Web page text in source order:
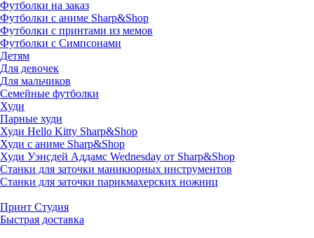
Футболки на заказ
Футболки с аниме Sharp&Shop
Футболки с принтами из мемов
Футболки с Симпсонами
Детям
Для девочек
Для мальчиков
Семейные футболки
Худи
Парные худи
Худи Hello Kitty Sharp&Shop
Худи с аниме Sharp&Shop
Худи Уэнсдей Аддамс Wednesday от Sharp&Shop
Станки для заточки маникюрных инструментов
Станки для заточки парикмахерских ножниц
Принт Студия
Быстрая доставка